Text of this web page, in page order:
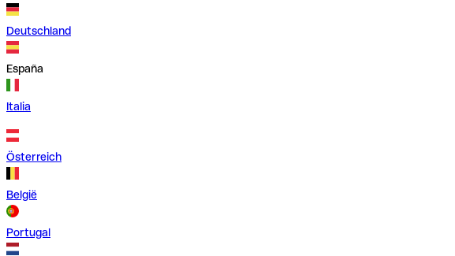
Deutschland
España
Italia
Österreich
België
Portugal